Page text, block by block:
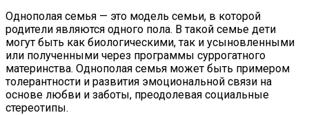
Однополая семья — это модель семьи, в которой
родители являются одного пола. В такой семье дети
могут быть как биологическими, так и усыновленными
или полученными через программы суррогатного
материнства. Однополая семья может быть примером
толерантности и развития эмоциональной связи на
основе любви и заботы, преодолевая социальные
стереотипы.